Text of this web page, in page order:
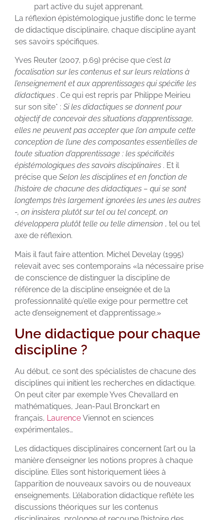
part active du sujet apprenant.
La réflexion épistémologique justifie donc le terme
de didactique disciplinaire, chaque discipline ayant
ses savoirs spécifiques.
Yves Reuter (2007, p.69) précise que c’est la
focalisation sur les contenus et sur leurs relations à
l’enseignement et aux apprentissages qui spécifie les
didactiques . Ce qui est repris par Philippe Meirieu
sur son site* : Si les didactiques se donnent pour
objectif de concevoir des situations d’apprentissage,
elles ne peuvent pas accepter que l’on ampute cette
conception de l’une des composantes essentielles de
toute situation d’apprentissage : les spécificités
épistémologiques des savoirs disciplinaires . Et il
précise que Selon les disciplines et en fonction de
l’histoire de chacune des didactiques – qui se sont
longtemps très largement ignorées les unes les autres
-, on insistera plutôt sur tel ou tel concept, on
développera plutôt telle ou telle dimension , tel ou tel
axe de réflexion.
Mais il faut faire attention. Michel Develay (1995)
relevait avec ses contemporains «la nécessaire prise
de conscience de distinguer la discipline de
référence de la discipline enseignée et de la
professionnalité qu’elle exige pour permettre cet
acte d’enseignement et d’apprentissage.»
Une didactique pour chaque
discipline ?
Au début, ce sont des spécialistes de chacune des
disciplines qui initient les recherches en didactique.
On peut citer par exemple Yves Chevallard en
mathématiques, Jean-Paul Bronckart en
français, Laurence Viennot en sciences
expérimentales…
Les didactiques disciplinaires concernent l’art ou la
manière d’enseigner les notions propres à chaque
discipline. Elles sont historiquement liées à
l’apparition de nouveaux savoirs ou de nouveaux
enseignements. L’élaboration didactique reflète les
discussions théoriques sur les contenus